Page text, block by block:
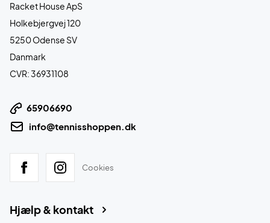
Racket House ApS
Holkebjergvej 120
5250 Odense SV
Danmark
CVR: 36931108
65906690
info@tennisshoppen.dk
Cookies
Hjælp & kontakt